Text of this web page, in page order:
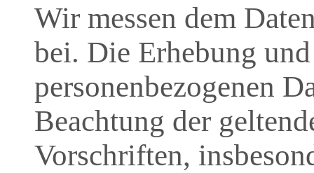
Wir messen dem
bei. Die Erhebung
personenbezogenen
Beachtung der
Vorschriften,